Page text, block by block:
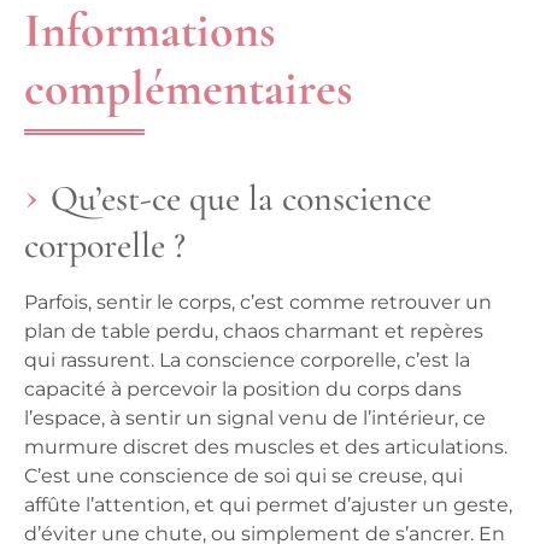
Informations
complémentaires
Qu’est-ce que la conscience
corporelle ?
Parfois, sentir le corps, c’est comme retrouver un
plan de table perdu, chaos charmant et repères
qui rassurent. La conscience corporelle, c’est la
capacité à percevoir la position du corps dans
l’espace, à sentir un signal venu de l’intérieur, ce
murmure discret des muscles et des articulations.
C’est une conscience de soi qui se creuse, qui
affûte l’attention, et qui permet d’ajuster un geste,
d’éviter une chute, ou simplement de s’ancrer. En